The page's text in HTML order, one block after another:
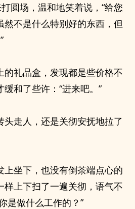
圆场，温和地笑着说，“给您
不是什么特别好的东西，但
的礼品盒，发现都是些价格不
和了些许：“进来吧。”
头走人，还是关彻安抚地拉了
上坐下，也没有倒茶端点心的
样上下扫了一遍关彻，语气不
是做什么工作的？”